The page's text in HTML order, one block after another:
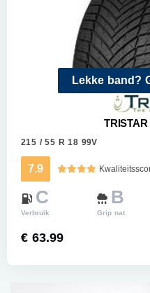
Lekke band?
215 / 55 R 18 99V
7.9
C
Verbruik
B
Grip nat
€ 63.99